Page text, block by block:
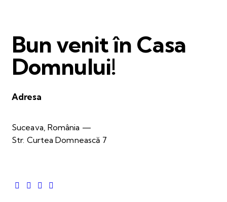
Bun venit în Casa
Domnului!
Adresa
Suceava, România —
Str. Curtea Domnească 7